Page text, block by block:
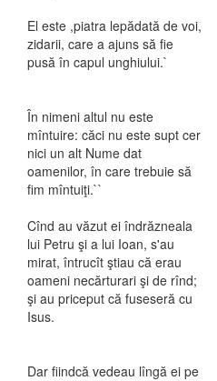
El este ,piatra lepădată de voi,
zidarii, care a ajuns să fie
pusă în capul unghiului.`
În nimeni altul nu este
mîntuire: căci nu este supt cer
nici un alt Nume dat
oamenilor, în care trebuie să
fim mîntuiţi.``
Cînd au văzut ei îndrăzneala
lui Petru şi a lui Ioan, s'au
mirat, întrucît ştiau că erau
oameni necărturari şi de rînd;
şi au priceput că fuseseră cu
Isus.
Dar fiindcă vedeau lîngă ei pe